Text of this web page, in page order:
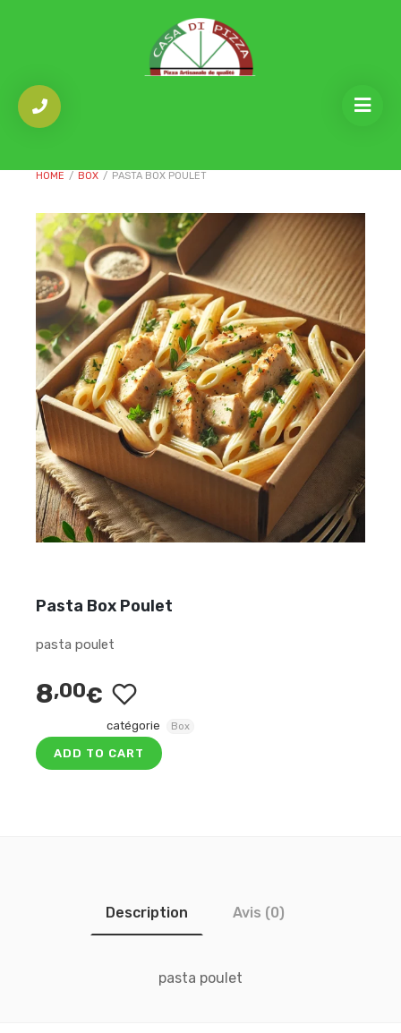
HOME / BOX / PASTA BOX POULET
Pasta Box Poulet
pasta poulet
8,00€
catégorie Box
ADD TO CART
Description Avis (0)
pasta poulet